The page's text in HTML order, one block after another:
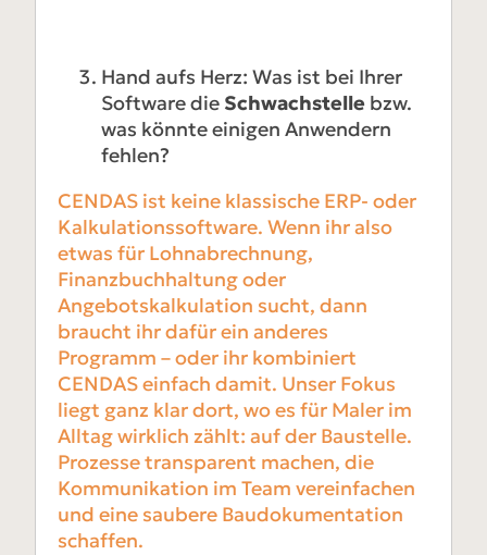
Hand aufs Herz: Was ist bei Ihrer
Software die Schwachstelle bzw.
was könnte einigen Anwendern
fehlen?
CENDAS ist keine klassische ERP- oder
Kalkulationssoftware. Wenn ihr also
etwas für Lohnabrechnung,
Finanzbuchhaltung oder
Angebotskalkulation sucht, dann
braucht ihr dafür ein anderes
Programm – oder ihr kombiniert
CENDAS einfach damit. Unser Fokus
liegt ganz klar dort, wo es für Maler im
Alltag wirklich zählt: auf der Baustelle.
Prozesse transparent machen, die
Kommunikation im Team vereinfachen
und eine saubere Baudokumentation
schaffen.